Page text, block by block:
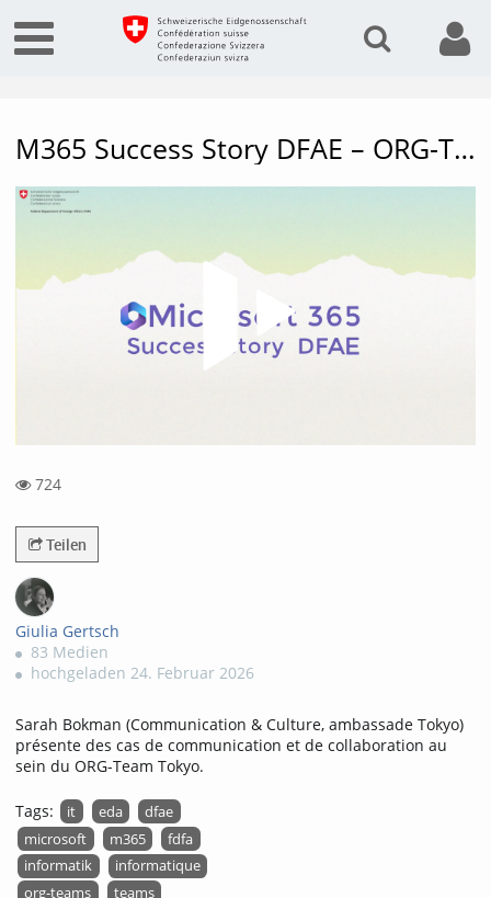
M365 Success Story DFAE – ORG-Team Tokyo
724
Teilen
Giulia Gertsch
83 Medien
hochgeladen 24. Februar 2026
Sarah Bokman (Communication & Culture, ambassade Tokyo)
présente des cas de communication et de collaboration au
sein du ORG-Team Tokyo.
Tags: it eda
dfae
microsoft
m365
fdfa
informatik
informatique
org-teams
teams